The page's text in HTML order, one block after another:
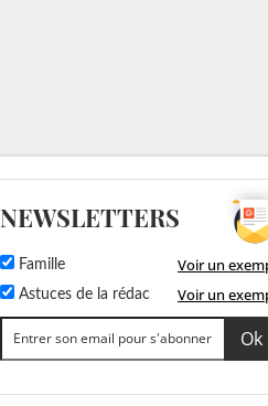
NEWSLETTERS
Famille Voir un
Astuces de la rédac Voir un